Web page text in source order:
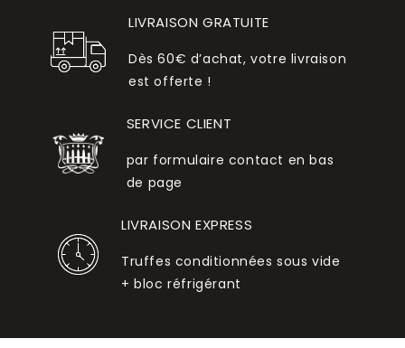
LIVRAISON GRATUITE
Dès 60€ d’achat, votre livraison
est offerte !
SERVICE CLIENT
par formulaire contact en bas
de page
LIVRAISON EXPRESS
Truffes conditionnées sous vide
+ bloc réfrigérant